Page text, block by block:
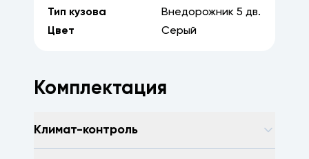
Тип кузова
Внедорожник 5 дв.
Цвет
Серый
Комплектация
Климат-контроль